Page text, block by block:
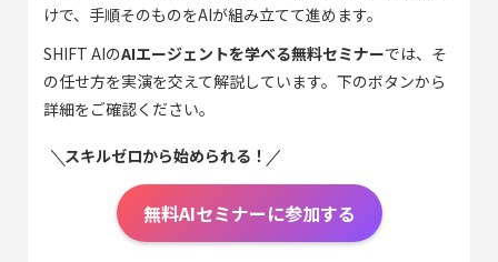
けで、手順そのものをAIが組み立てて進めます。
SHIFT AIのAIエージェントを学べる無料セミナーでは、そ
の任せ方を実演を交えて解説しています。下のボタンから
詳細をご確認ください。
スキルゼロから始められる！
無料AIセミナーに参加する